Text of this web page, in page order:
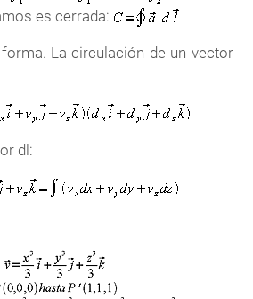
es cerrada:
La circulación de un vector
dl: